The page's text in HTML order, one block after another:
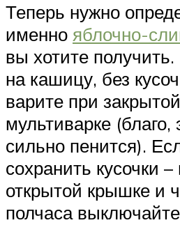
Теперь нужно
именно яблочно-
вы хотите
на кашицу, без
варите при
мультиварке (благо,
сильно пенится).
сохранить кусочки
открытой крышке и
полчаса